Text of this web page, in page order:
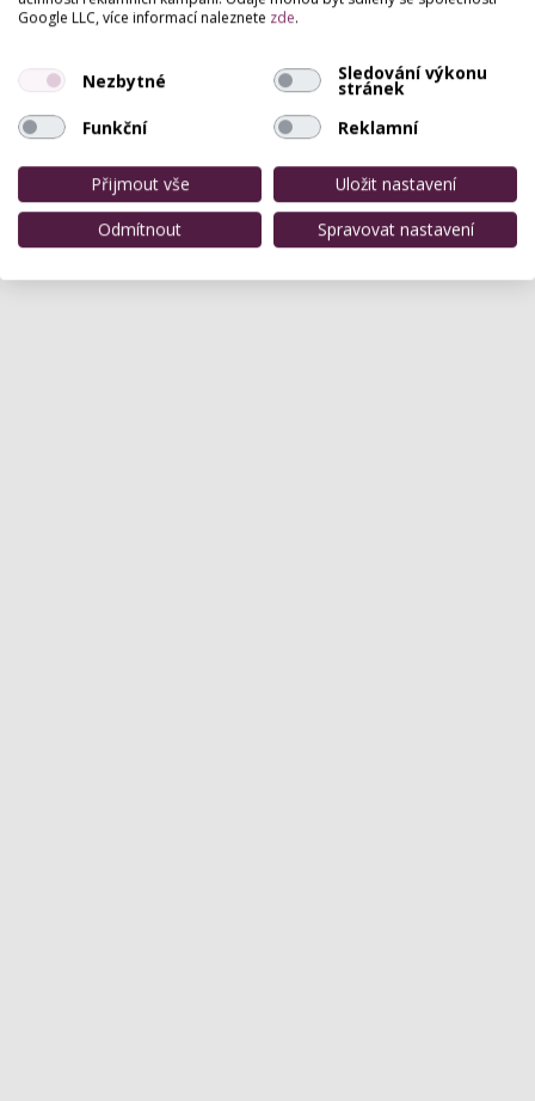
Zatím zde není žádné hodnocení.
Google LLC, více informací naleznete zde.
Nezbytné Sledování výkonu
stránek
Funkční
Reklamní
Přijmout vše
Uložit nastavení
Odmítnout
Spravovat nastavení